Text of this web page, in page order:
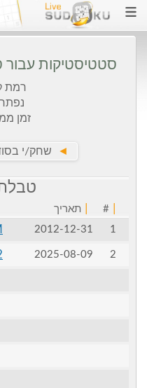
סטטיסטיקות עבור
רמת
נפתר 7 פעמים
זמן
►שחק/י
# תאריך
1
2012-12-31
2
2025-08-09